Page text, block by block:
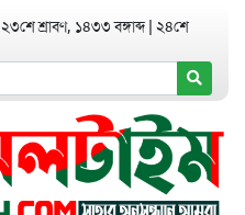
২৩শে শ্রাবণ, ১৪৩৩ বঙ্গাব্দ ২৪শে